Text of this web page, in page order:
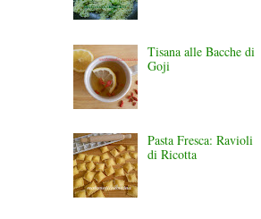
Tisana alle Bacche di
Goji
Pasta Fresca: Ravioli
di Ricotta